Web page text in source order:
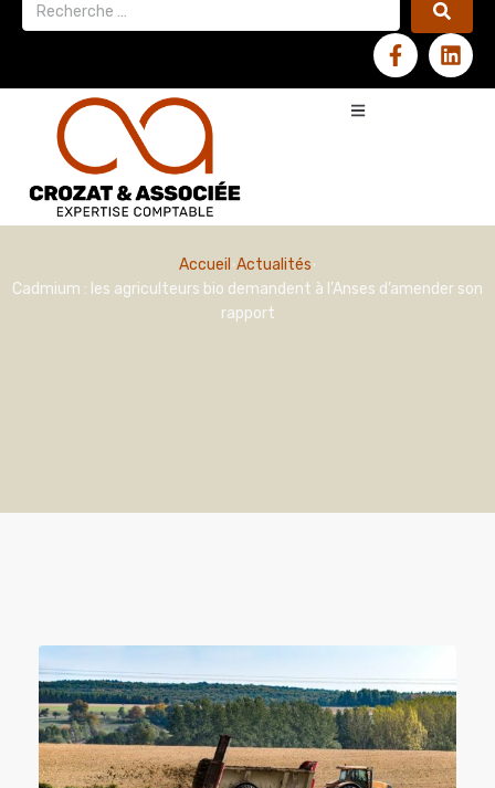
Accueil Actualités
Cadmium : les agriculteurs bio demandent à l’Anses d’amender son
rapport